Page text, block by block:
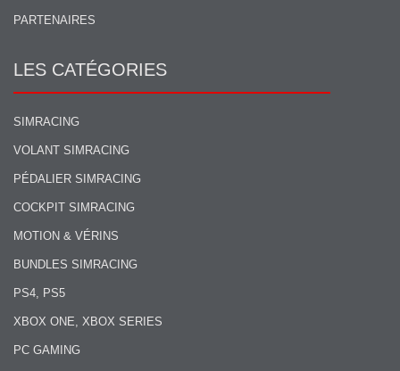
PARTENAIRES
LES CATÉGORIES
SIMRACING
VOLANT SIMRACING
PÉDALIER SIMRACING
COCKPIT SIMRACING
MOTION & VÉRINS
BUNDLES SIMRACING
PS4, PS5
XBOX ONE, XBOX SERIES
PC GAMING